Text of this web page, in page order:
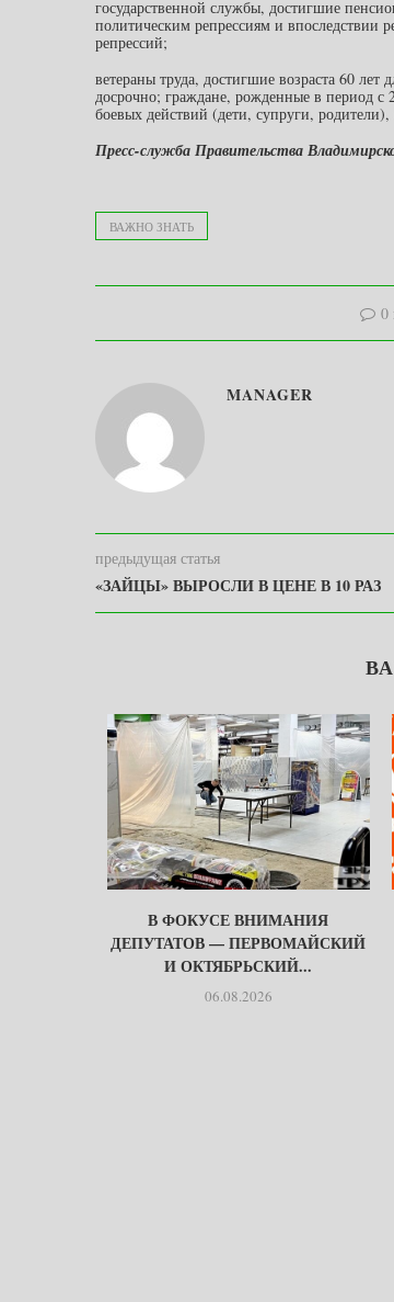
государственной службы, достигшие
политическим репрессиям и впоследствии
репрессий;
ветераны труда, достигшие возраста 60
досрочно; граждане, рожденные в период с
боевых действий (дети, супруги,
Пресс-служба Правительства
ВАЖНО ЗНАТЬ
0
MANAGER
предыдущая статья
«ЗАЙЦЫ» ВЫРОСЛИ В ЦЕНЕ В 10 РАЗ
В ФОКУСЕ ВНИМАНИЯ
ДЕПУТАТОВ — ПЕРВОМАЙСКИЙ
И ОКТЯБРЬСКИЙ...
06.08.2026